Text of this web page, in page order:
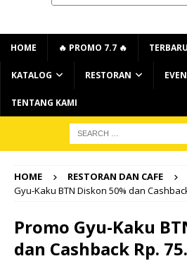
HOME 🔥 PROMO 7.7 🔥 TERBARU
KATALOG RESTORAN
TENTANG KAMI
HOME RESTORAN DAN CAFE
Gyu-Kaku BTN Diskon 50% dan
Promo Gyu-Kaku
dan Cashback Rp.